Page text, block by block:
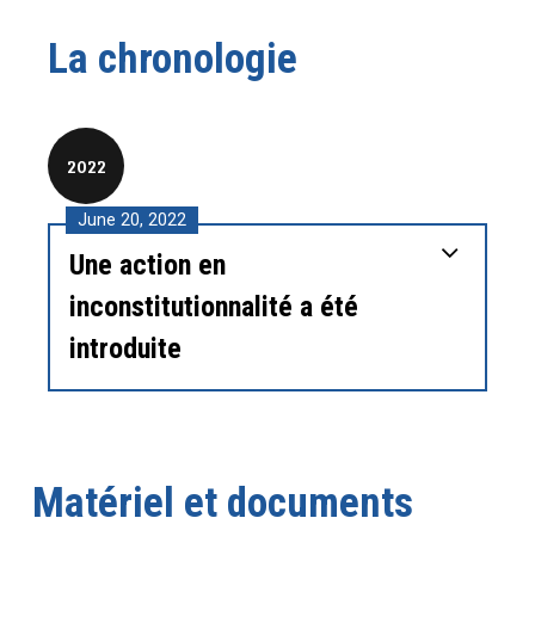
La chronologie
2022
June 20, 2022
Une action en
inconstitutionnalité a été
introduite
Matériel et documents